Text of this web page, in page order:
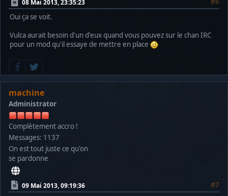
08 Mai 2013, 23:35:23
Oui ça se voit.
Vulca aurait besoin d'un d'eux quand vous pouvez sur le chan IRC
pour un mod qu'il essaye de mettre en place
machine
Administrator
Complètement accro !
Messages: 1137
On est tout juste ce qu'on
se pardonne
09 Mai 2013, 09:19:36
#7